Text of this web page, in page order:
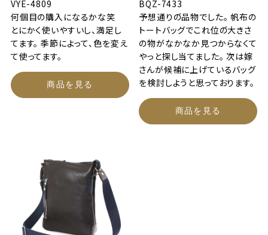
VYE-4809
何個目の購入になるかな笑
とにかく使いやすいし、満足し
てます。 季節によって、色を変え
て使ってます。
商品を見る
BQZ-7433
予想通りの゙品物でした。 帆布の
トートバッグでこれ位の゙大きさ
の物がなかなか見つからなくて
やっと探し当てました。 次は嫁
さんが候補に上げているバッグ
を検討しようと思っております。
商品を見る